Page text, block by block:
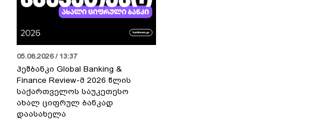
05.08.2026 / 13:37
ჰეშბანკი Global Banking &
Finance Review-მ 2026 წლის
საქართველოს საუკეთესო
ახალ ციფრულ ბანკად
დაასახელა